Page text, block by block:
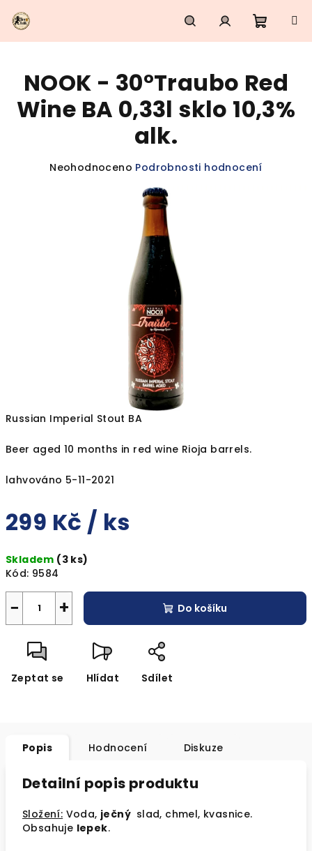
na
obsah
HledatPřihlášení
košík
Russian Imperial Stout BA
Beer aged 10 months in red wine Rioja barrels.
lahvováno 5-11-2021
299 Kč / ks
cena:
Skladem (3 ks)
Kód: 9584
+
− Do košíku
Zeptat se Hlídat Sdílet
NOOK - 30°Traubo Red
Wine BA 0,33l sklo 10,3%
alk.
Průměrné
Neohodnoceno Podrobnosti hodnocení
Popis Hodnocení Diskuze
Detailní popis produktu
Složení: Voda, ječný slad, chmel, kvasnice.
Obsahuje lepek.